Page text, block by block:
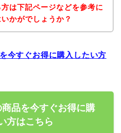
は下記ページなどを参考に
かがでしょうか？
今すぐお得に購入したい方
品を今すぐお得に購
方はこちら